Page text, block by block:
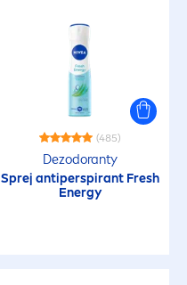
(485)
Dezodoranty
Sprej antiperspirant Fresh
Energy